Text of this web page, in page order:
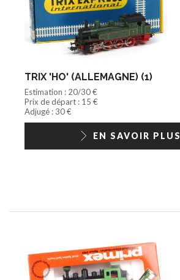
TRIX 'HO' (ALLEMAGNE) (1)
Estimation : 20/30 €
Prix de départ : 15 €
Adjugé : 30 €
EN SAVOIR PLUS